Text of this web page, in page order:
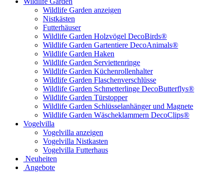
Wildlife Garden anzeigen
Nistkästen
Futterhäuser
Wildlife Garden Holzvögel DecoBirds®
Wildlife Garden Gartentiere DecoAnimals®
Wildlife Garden Haken
Wildlife Garden Serviettenringe
Wildlife Garden Küchenrollenhalter
Wildlife Garden Flaschenverschlüsse
Wildlife Garden Schmetterlinge DecoButterflys®
Wildlife Garden Türstopper
Wildlife Garden Schlüsselanhänger und Magnete
Wildlife Garden Wäscheklammern DecoClips®
Vogelvilla
Vogelvilla anzeigen
Vogelvilla Nistkasten
Vogelvilla Futterhaus
Neuheiten
Angebote